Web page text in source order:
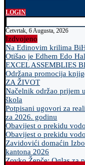
LOGIN
Četvrtak, 6 Augusta, 2026
Izdvojeno
Na Edinovim krilima
Otišao je Edhem Edo
EXCEL ASSEMBLIES
Održana promocija
ZA ŽIVOT
Načelnik održao prijem
škola
Potpisani ugovori za
za 2026. godinu
Obavijest o prekidu
Obavijest o prekidu
Zavidovići domaćin
kantona 2026
Zovko Žepče: Oglas za